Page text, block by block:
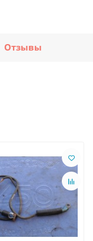
Отзывы